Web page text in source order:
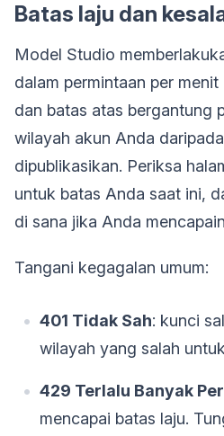
Batas laju dan
Model Studio
dalam permintaan per
dan batas atas bergantung
wilayah akun Anda
dipublikasikan. Periksa
untuk batas Anda saat ini,
di sana jika Anda
Tangani kegagalan umum:
401 Tidak Sah: kunci
wilayah yang salah
429 Terlalu Banyak
mencapai batas laju.